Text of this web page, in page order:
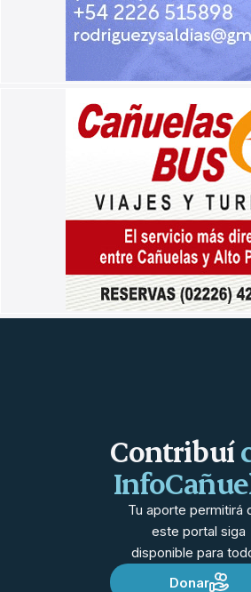
Contribuí
Tu aporte permitirá
este portal siga
disponible para
Donar